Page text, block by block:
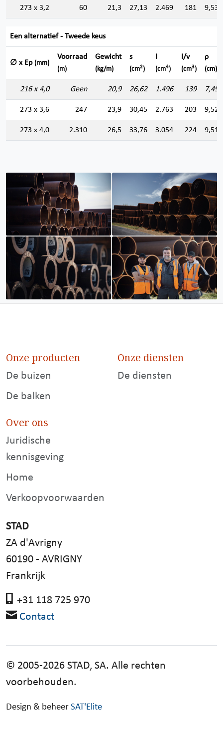
273 x 3,2 60 21,3 27,13 2.469 181 9,539
Een alternatief - Tweede keus
∅ x Ep (mm)
Voorraad
(m)
Gewicht
(kg/m)
s
(cm2)
I
(cm4)
I/v
(cm3)
ρ
(cm)
216 x 4,0 Geen 20,9 26,62 1.496 139 7,496
273 x 3,6 247 23,9 30,45 2.763 203 9,525
273 x 4,0 2.310 26,5 33,76 3.054 224 9,511
Onze producten
De buizen
De balken
Onze diensten
De diensten
Over ons
Juridische
kennisgeving
Home
Verkoopvoorwaarden
STAD
ZA d'Avrigny
60190 - AVRIGNY
Frankrijk
+31 118 725 970
Contact
© 2005-2026 STAD, SA. Alle rechten
voorbehouden.
Design & beheer SAT'Elite